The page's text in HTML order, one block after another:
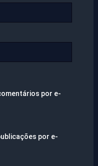
por e-
por e-